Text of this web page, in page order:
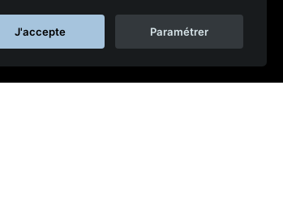
J'accepte Paramétrer